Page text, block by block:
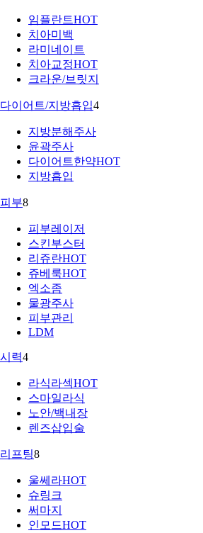
임플란트HOT
치아미백
라미네이트
치아교정HOT
크라운/브릿지
다이어트/지방흡입4
지방분해주사
윤곽주사
다이어트한약HOT
지방흡입
피부8
피부레이저
스킨부스터
리쥬란HOT
쥬베룩HOT
엑소좀
물광주사
피부관리
LDM
시력4
라식라섹HOT
스마일라식
노안/백내장
렌즈삽입술
리프팅8
울쎄라HOT
슈링크
써마지
인모드HOT